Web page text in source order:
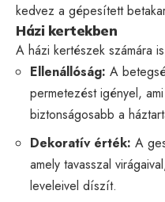
kedvez a gépesített
Házi kertekben
A házi kertészek számára
Ellenállóság: A
permetezést igényel,
biztonságosabb a
Dekoratív érték: A
amely tavasszal
leveleivel díszít.